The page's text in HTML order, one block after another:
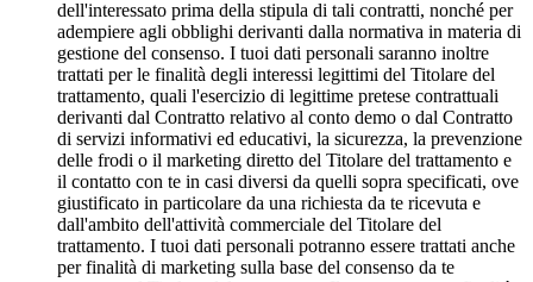
dell'interessato prima della stipula di tali contratti, nonché per
adempiere agli obblighi derivanti dalla normativa in materia di
gestione del consenso. I tuoi dati personali saranno inoltre
trattati per le finalità degli interessi legittimi del Titolare del
trattamento, quali l'esercizio di legittime pretese contrattuali
derivanti dal Contratto relativo al conto demo o dal Contratto
di servizi informativi ed educativi, la sicurezza, la prevenzione
delle frodi o il marketing diretto del Titolare del trattamento e
il contatto con te in casi diversi da quelli sopra specificati, ove
giustificato in particolare da una richiesta da te ricevuta e
dall'ambito dell'attività commerciale del Titolare del
trattamento. I tuoi dati personali potranno essere trattati anche
per finalità di marketing sulla base del consenso da te